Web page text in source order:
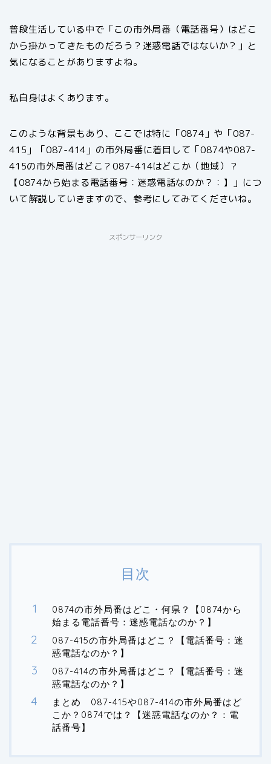
普段生活している中で「この市外局番（電話番号）はどこ
から掛かってきたものだろう？迷惑電話ではないか？」と
気になることがありますよね。
私自身はよくあります。
このような背景もあり、ここでは特に「0874」や「087-
415」「087-414」の市外局番に着目して「0874や087-
415の市外局番はどこ？087-414はどこか（地域）？
【0874から始まる電話番号：迷惑電話なのか？：】」につ
いて解説していきますので、参考にしてみてくださいね。
スポンサーリンク
目次
0874の市外局番はどこ・何県？【0874から
始まる電話番号：迷惑電話なのか？】
087-415の市外局番はどこ？【電話番号：迷
惑電話なのか？】
087-414の市外局番はどこ？【電話番号：迷
惑電話なのか？】
まとめ 087-415や087-414の市外局番はど
こか？0874では？【迷惑電話なのか？：電
話番号】